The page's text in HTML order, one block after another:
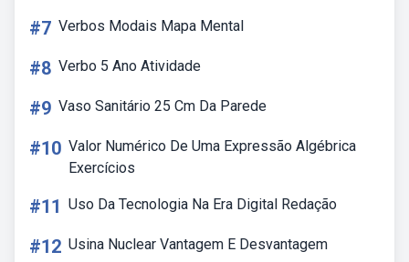
#7 Verbos Modais Mapa Mental
#8 Verbo 5 Ano Atividade
#9 Vaso Sanitário 25 Cm Da Parede
#10 Valor Numérico De Uma Expressão Algébrica
Exercícios
#11 Uso Da Tecnologia Na Era Digital Redação
#12 Usina Nuclear Vantagem E Desvantagem